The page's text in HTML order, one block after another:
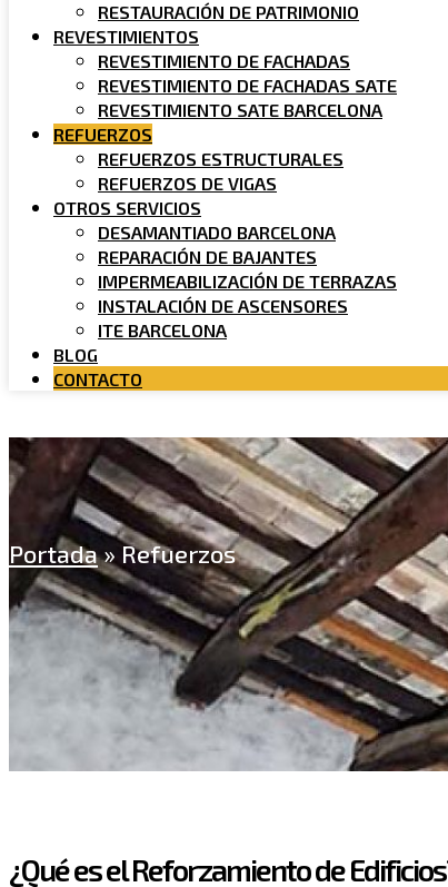
RESTAURACIÓN DE PATRIMONIO
REVESTIMIENTOS
REVESTIMIENTO DE FACHADAS
REVESTIMIENTO DE FACHADAS SATE
REVESTIMIENTO SATE BARCELONA
REFUERZOS
REFUERZOS ESTRUCTURALES
REFUERZOS DE VIGAS
OTROS SERVICIOS
DESAMANTIADO BARCELONA
REPARACIÓN DE BAJANTES
IMPERMEABILIZACIÓN DE TERRAZAS
INSTALACIÓN DE ASCENSORES
ITE BARCELONA
BLOG
CONTACTO
Portada» Refuerzos
¿Qué es el Reforzamiento de